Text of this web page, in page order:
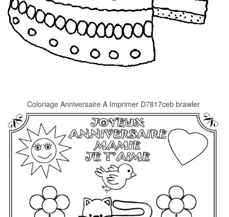
Coloriage Anniversaire A Imprimer D7817ceb brawler